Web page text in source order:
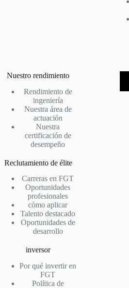
Nuestro rendimiento
Rendimiento de
ingeniería
Nuestra área de
actuación
Nuestra
certificación de
desempeño
Reclutamiento de élite
Carreras en FGT
Oportunidades
profesionales
cómo aplicar
Talento destacado
Oportunidades de
desarrollo
inversor
Por qué invertir en
FGT
Política de